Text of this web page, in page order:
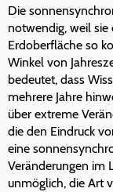
Die
notwendig, weil
Erdoberfläche so
Winkel von
bedeutet, dass
mehrere Jahre
über extreme
die den Eindruck
eine
Veränderungen im
unmöglich, die Art